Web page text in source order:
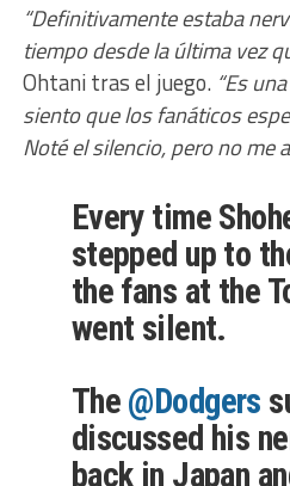
“Definitivamente estaba
tiempo desde la última vez
Ohtani tras el juego. “Es
siento que los fanáticos
Noté el silencio, pero no me
Every time
stepped up to
the fans at the
went silent.
The @Dodgers
discussed his
back in Japan